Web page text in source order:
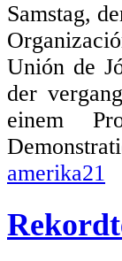
Samstag,
Unión de
der
einem
amerika21